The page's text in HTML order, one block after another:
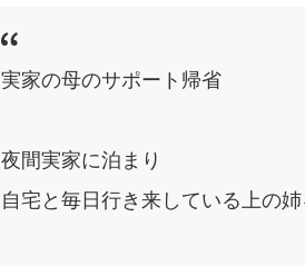
実家の母のサポート帰省
夜間実家に泊まり
自宅と毎日行き来している上の